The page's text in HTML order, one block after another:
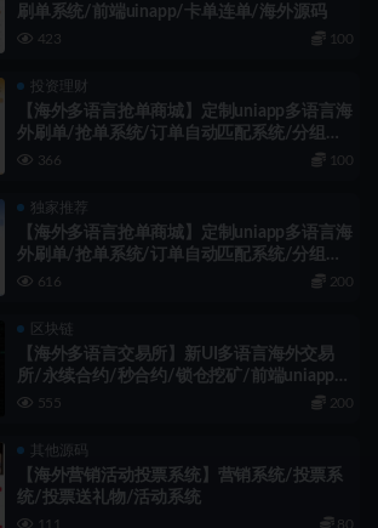
刷单系统/前端uinapp/卡单连单/海外源码
423 100
投资理财
【海外多语言抢单商城】定制uniapp多语言海
外刷单/抢单系统/订单自动匹配系统/分组杀/
连单控/海外源码
366 100
独家推荐
【海外多语言抢单商城】定制uniapp多语言海
外刷单/抢单系统/订单自动匹配系统/分组杀/
连单控/海外源码
616 200
区块链
【海外多语言交易所】新UI多语言海外交易
所/永续合约/秒合约/锁仓挖矿/前端uniapp/
海外源码
555 200
其他源码
【海外营销活动投票系统】营销系统/投票系
统/投票送礼物/活动系统
111 80